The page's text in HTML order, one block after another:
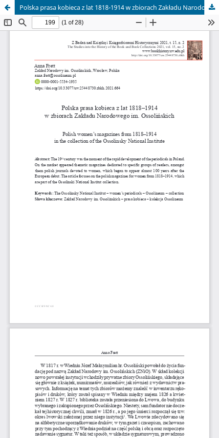
Polska prasa kobieca z lat 1818-1914 w zbiorach Zakładu Narodowego im. Ossolińskich